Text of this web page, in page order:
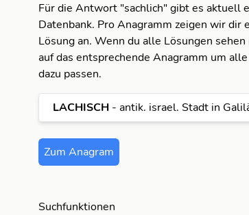
Für die Antwort "sachlich" gibt es aktuell
Datenbank. Pro Anagramm zeigen wir dir
Lösung an. Wenn du alle Lösungen
auf das entsprechende Anagramm um
dazu passen.
LACHISCH - antik. israel. Stadt in
Zum Anagram
Suchfunktionen